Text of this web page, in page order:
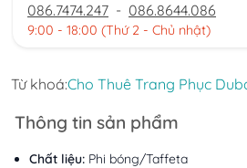
086.7474.247 - 086.8644.086
9:00 - 18:00 (Thứ 2 - Chủ nhật)
Từ khoá:Cho Thuê Trang Phục
Thông tin sản phẩm
Chất liệu: Phi bóng/Taffeta